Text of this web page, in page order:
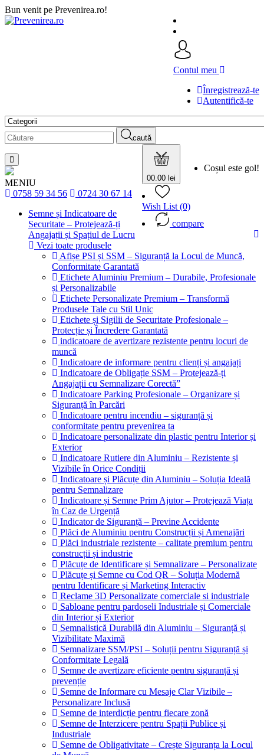
Bun venit pe Prevenirea.ro!
Contul meu
Înregistrează-te
Autentifică-te
caută
00.00 lei
Coșul este gol!
Wish List (0)
compare
MENIU
0758 59 34 56
0724 30 67 14
Semne și Indicatoare de
Securitate – Protejează-ți
Angajații și Spațiul de Lucru
Vezi toate produsele
Afișe PSI și SSM – Siguranță la Locul de Muncă,
Conformitate Garantată
Etichete Aluminiu Premium – Durabile, Profesionale
și Personalizabile
Etichete Personalizate Premium – Transformă
Produsele Tale cu Stil Unic
Etichete și Sigilii de Securitate Profesionale –
Protecție și Încredere Garantată
indicatoare de avertizare rezistente pentru locuri de
muncă
Indicatoare de informare pentru clienți și angajați
Indicatoare de Obligație SSM – Protejează-ți
Angajații cu Semnalizare Corectă”
Indicatoare Parking Profesionale – Organizare și
Siguranță în Parcări
Indicatoare pentru incendiu – siguranță și
conformitate pentru prevenirea ta
Indicatoare personalizate din plastic pentru Interior și
Exterior
Indicatoare Rutiere din Aluminiu – Rezistente și
Vizibile în Orice Condiții
Indicatoare și Plăcuțe din Aluminiu – Soluția Ideală
pentru Semnalizare
Indicatoare și Semne Prim Ajutor – Protejează Viața
în Caz de Urgență
Indicator de Siguranță – Previne Accidente
Plăci de Aluminiu pentru Construcții și Amenajări
Plăci industriale rezistente – calitate premium pentru
construcții și industrie
Plăcuțe de Identificare și Semnalizare – Personalizate
Plăcuțe și Semne cu Cod QR – Soluția Modernă
pentru Identificare și Marketing Interactiv
Reclame 3D Personalizate comerciale si industriale
Sabloane pentru pardoseli Industriale și Comerciale
din Interior și Exterior
Semnalistică Durabilă din Aluminiu – Siguranță și
Vizibilitate Maximă
Semnalizare SSM/PSI – Soluții pentru Siguranță și
Conformitate Legală
Semne de avertizare eficiente pentru siguranță și
prevenție
Semne de Informare cu Mesaje Clar Vizibile –
Personalizare Inclusă
Semne de interdicție pentru fiecare zonă
Semne de Interzicere pentru Spații Publice și
Industriale
Semne de Obligativitate – Crește Siguranța la Locul